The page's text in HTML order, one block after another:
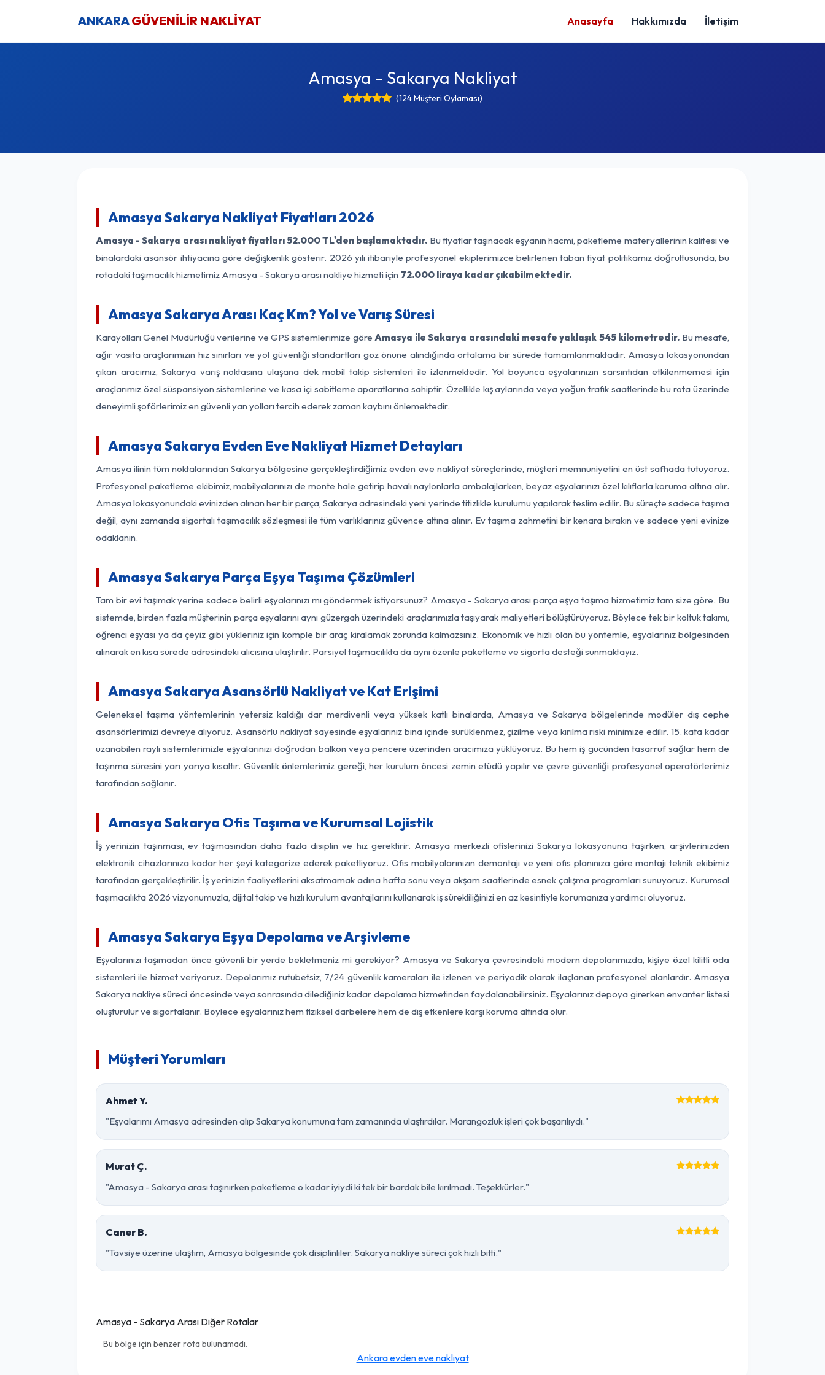
ANKARAGÜVENİLİR NAKLİYAT Anasayfa Hakkımızda İletişim
Amasya - Sakarya Nakliyat
(124 Müşteri Oylaması)
Amasya Sakarya Nakliyat Fiyatları 2026
Amasya - Sakarya arası nakliyat fiyatları52.000 TL'den başlamaktadır. Bu fiyatlar taşınacak eşyanın hacmi, paketleme materyallerinin kalitesi ve
binalardaki asansör ihtiyacına göre değişkenlik gösterir. 2026 yılı itibariyle profesyonel ekiplerimizce belirlenen taban fiyat politikamız doğrultusunda, bu
rotadaki taşımacılık hizmetimiz Amasya - Sakarya arası nakliye hizmeti için 72.000 liraya kadar çıkabilmektedir.
Amasya Sakarya Arası Kaç Km? Yol ve Varış Süresi
Karayolları Genel Müdürlüğü verilerine ve GPS sistemlerimize göreAmasya ile Sakarya arasındaki mesafe yaklaşık 545 kilometredir. Bu mesafe,
ağır vasıta araçlarımızın hız sınırları ve yol güvenliği standartları göz önüne alındığında ortalama bir sürede tamamlanmaktadır. Amasya lokasyonundan
çıkan aracımız, Sakarya varış noktasına ulaşana dek mobil takip sistemleri ile izlenmektedir. Yol boyunca eşyalarınızın sarsıntıdan etkilenmemesi için
araçlarımız özel süspansiyon sistemlerine ve kasa içi sabitleme aparatlarına sahiptir. Özellikle kış aylarında veya yoğun trafik saatlerinde bu rota üzerinde
deneyimli şoförlerimiz en güvenli yan yolları tercih ederek zaman kaybını önlemektedir.
Amasya Sakarya Evden Eve Nakliyat Hizmet Detayları
Amasya ilinin tüm noktalarından Sakarya bölgesine gerçekleştirdiğimiz evden eve nakliyat süreçlerinde, müşteri memnuniyetini en üst safhada tutuyoruz.
Profesyonel paketleme ekibimiz, mobilyalarınızı de monte hale getirip havalı naylonlarla ambalajlarken, beyaz eşyalarınızı özel kılıflarla koruma altına alır.
Amasya lokasyonundaki evinizden alınan her bir parça, Sakarya adresindeki yeni yerinde titizlikle kurulumu yapılarak teslim edilir. Bu süreçte sadece taşıma
değil, aynı zamanda sigortalı taşımacılık sözleşmesi ile tüm varlıklarınız güvence altına alınır. Ev taşıma zahmetini bir kenara bırakın ve sadece yeni evinize
odaklanın.
Amasya Sakarya Parça Eşya Taşıma Çözümleri
Tam bir evi taşımak yerine sadece belirli eşyalarınızı mı göndermek istiyorsunuz? Amasya - Sakarya arası parça eşya taşıma hizmetimiz tam size göre. Bu
sistemde, birden fazla müşterinin parça eşyalarını aynı güzergah üzerindeki araçlarımızla taşıyarak maliyetleri bölüştürüyoruz. Böylece tek bir koltuk takımı,
öğrenci eşyası ya da çeyiz gibi yükleriniz için komple bir araç kiralamak zorunda kalmazsınız. Ekonomik ve hızlı olan bu yöntemle, eşyalarınız bölgesinden
alınarak en kısa sürede adresindeki alıcısına ulaştırılır. Parsiyel taşımacılıkta da aynı özenle paketleme ve sigorta desteği sunmaktayız.
Amasya Sakarya Asansörlü Nakliyat ve Kat Erişimi
Geleneksel taşıma yöntemlerinin yetersiz kaldığı dar merdivenli veya yüksek katlı binalarda, Amasya ve Sakarya bölgelerinde modüler dış cephe
asansörlerimizi devreye alıyoruz. Asansörlü nakliyat sayesinde eşyalarınız bina içinde sürüklenmez, çizilme veya kırılma riski minimize edilir. 15. kata kadar
uzanabilen raylı sistemlerimizle eşyalarınızı doğrudan balkon veya pencere üzerinden aracımıza yüklüyoruz. Bu hem iş gücünden tasarruf sağlar hem de
taşınma süresini yarı yarıya kısaltır. Güvenlik önlemlerimiz gereği, her kurulum öncesi zemin etüdü yapılır ve çevre güvenliği profesyonel operatörlerimiz
tarafından sağlanır.
Amasya Sakarya Ofis Taşıma ve Kurumsal Lojistik
İş yerinizin taşınması, ev taşımasından daha fazla disiplin ve hız gerektirir. Amasya merkezli ofislerinizi Sakarya lokasyonuna taşırken, arşivlerinizden
elektronik cihazlarınıza kadar her şeyi kategorize ederek paketliyoruz. Ofis mobilyalarınızın demontajı ve yeni ofis planınıza göre montajı teknik ekibimiz
tarafından gerçekleştirilir. İş yerinizin faaliyetlerini aksatmamak adına hafta sonu veya akşam saatlerinde esnek çalışma programları sunuyoruz. Kurumsal
taşımacılıkta 2026 vizyonumuzla, dijital takip ve hızlı kurulum avantajlarını kullanarak iş sürekliliğinizi en az kesintiyle korumanıza yardımcı oluyoruz.
Amasya Sakarya Eşya Depolama ve Arşivleme
Eşyalarınızı taşımadan önce güvenli bir yerde bekletmeniz mi gerekiyor? Amasya ve Sakarya çevresindeki modern depolarımızda, kişiye özel kilitli oda
sistemleri ile hizmet veriyoruz. Depolarımız rutubetsiz, 7/24 güvenlik kameraları ile izlenen ve periyodik olarak ilaçlanan profesyonel alanlardır. Amasya
Sakarya nakliye süreci öncesinde veya sonrasında dilediğiniz kadar depolama hizmetinden faydalanabilirsiniz. Eşyalarınız depoya girerken envanter listesi
oluşturulur ve sigortalanır. Böylece eşyalarınız hem fiziksel darbelere hem de dış etkenlere karşı koruma altında olur.
Müşteri Yorumları
Ahmet Y.
"Eşyalarımı Amasya adresinden alıp Sakarya konumuna tam zamanında ulaştırdılar. Marangozluk işleri çok başarılıydı."
Murat Ç.
"Amasya - Sakarya arası taşınırken paketleme o kadar iyiydi ki tek bir bardak bile kırılmadı. Teşekkürler."
Caner B.
"Tavsiye üzerine ulaştım, Amasya bölgesinde çok disiplinliler. Sakarya nakliye süreci çok hızlı bitti."
Amasya - Sakarya Arası Diğer Rotalar
Bu bölge için benzer rota bulunamadı.
Ankara evden eve nakliyat